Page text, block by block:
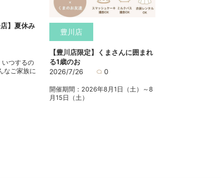
】夏休み
いつするの
なご家族に
豊川店
【豊川店限定】くまさんに囲まれ
る1歳のお
2026/7/26
0
開催期間：2026年8月1日（土）～8
月15日（土）